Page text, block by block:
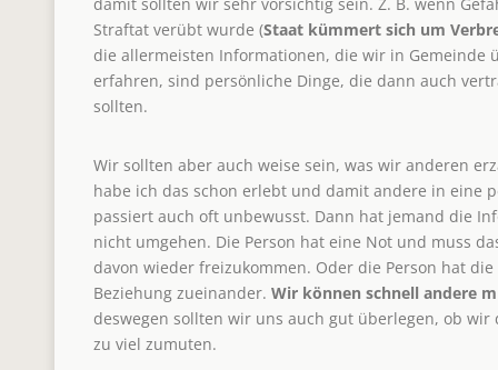
Straftat verübt wurde (Staat kümmert sich um
die allermeisten Informationen, die wir in Gemeinde
erfahren, sind persönliche Dinge, die dann auch
sollten.
Wir sollten aber auch weise sein, was wir anderen
habe ich das schon erlebt und damit andere in eine
passiert auch oft unbewusst. Dann hat jemand die
nicht umgehen. Die Person hat eine Not und muss
davon wieder freizukommen. Oder die Person hat
Beziehung zueinander. Wir können schnell andere
deswegen sollten wir uns auch gut überlegen, ob
zu viel zumuten.